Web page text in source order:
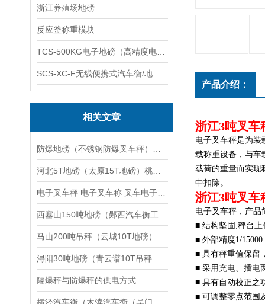
浙江养殖场地磅
反应釜称重模块
相关文章
隔爆秤与防爆秤的供电方式
产品介绍：
浙江3吨叉车
电子叉车秤是为装
载称重设备，与车
载荷的重量而实现
中扣除。
浙江3吨叉车
电子叉车秤，产品
■ 结构坚固,秤台
■ 外部精度1/
■ 具有秤重值保留
■ 采用充电、插电
■ 具有自动校正之
■ 可调整零点范围